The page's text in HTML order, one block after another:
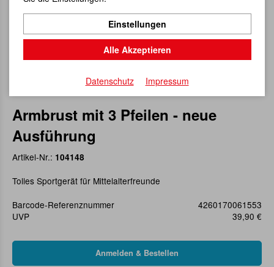
Armbrust mit 3 Pfeilen - neue
Ausführung
Artikel-Nr.: 104148
Tolles Sportgerät für Mittelalterfreunde
Barcode-Referenznummer
4260170061553
UVP
39,90 €
Einstellungen
Alle Akzeptieren
Datenschutz Impressum